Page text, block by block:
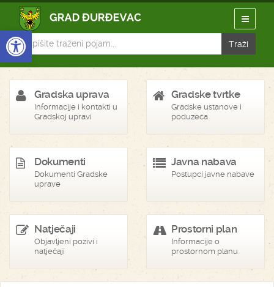
Open toolbar
Gradska uprava
Informacije i kontakti u
Gradskoj upravi
Gradske tvrtke
Gradske ustanove i
poduzeća
Dokumenti
Dokumenti Gradske
uprave
Javna nabava
Postupci javne nabave
Natječaji
Objavljeni pozivi i
natječaji
Prostorni plan
Informacije o
prostornom planu